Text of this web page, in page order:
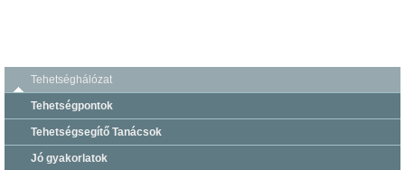
Tehetséghálózat
Tehetségpontok
Tehetségsegítő Tanácsok
Jó gyakorlatok